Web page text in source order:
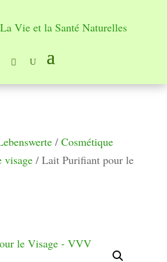
/ Cosmétique
visage/ Lait Purifiant pour le